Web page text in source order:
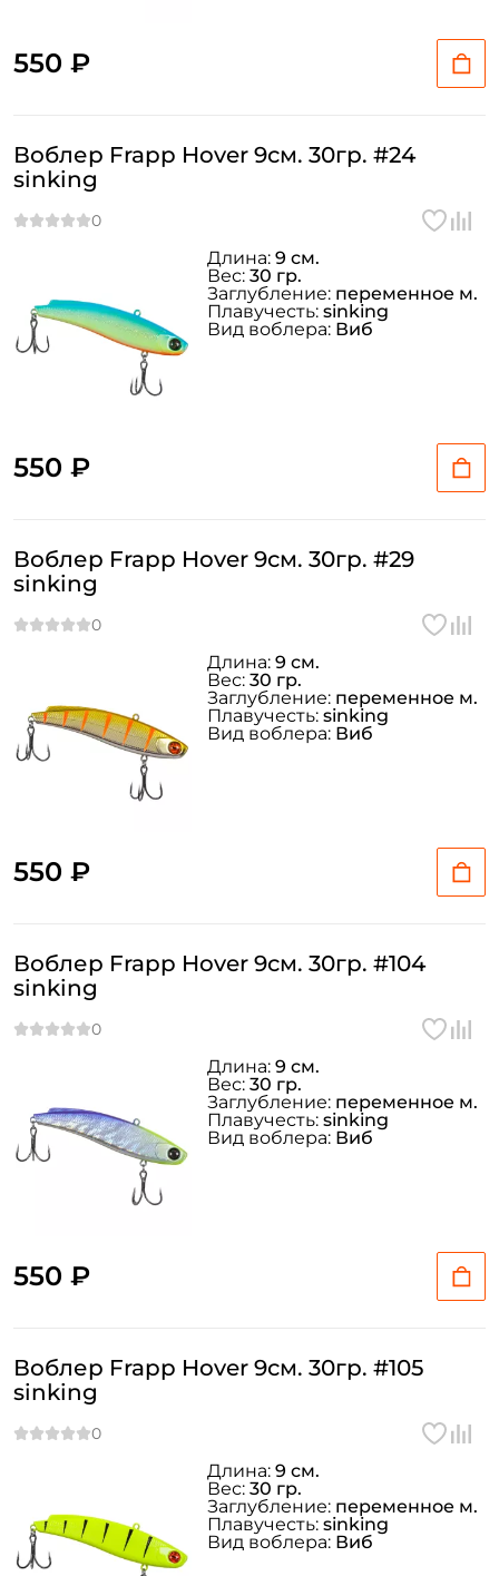
550 ₽
Воблер Frapp Hover 9см. 30гр. #24
sinking
550 ₽
Длина: 9 см.
Вес: 30 гр.
Заглубление: переменное м.
Плавучесть: sinking
Вид воблера: Виб
Воблер Frapp Hover 9см. 30гр. #29
sinking
550 ₽
Длина: 9 см.
Вес: 30 гр.
Заглубление: переменное м.
Плавучесть: sinking
Вид воблера: Виб
Воблер Frapp Hover 9см. 30гр. #104
sinking
550 ₽
Длина: 9 см.
Вес: 30 гр.
Заглубление: переменное м.
Плавучесть: sinking
Вид воблера: Виб
Воблер Frapp Hover 9см. 30гр. #105
sinking
Длина: 9 см.
Вес: 30 гр.
Заглубление: переменное м.
Плавучесть: sinking
Вид воблера: Виб